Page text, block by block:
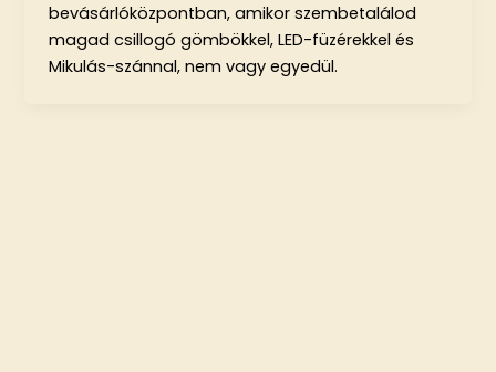
bevásárlóközpontban, amikor szembetalálod
magad csillogó gömbökkel, LED-füzérekkel és
Mikulás-szánnal, nem vagy egyedül.